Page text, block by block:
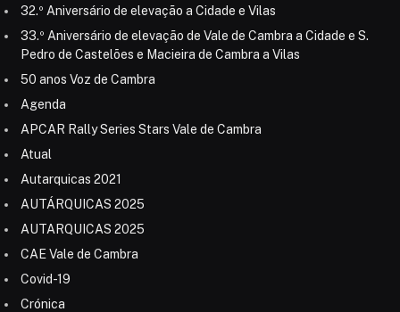
32.º Aniversário de elevação a Cidade e Vilas
33.º Aniversário de elevação de Vale de Cambra a Cidade e S.
Pedro de Castelões e Macieira de Cambra a Vilas
50 anos Voz de Cambra
Agenda
APCAR Rally Series Stars Vale de Cambra
Atual
Autarquicas 2021
AUTÁRQUICAS 2025
AUTARQUICAS 2025
CAE Vale de Cambra
Covid-19
Crónica